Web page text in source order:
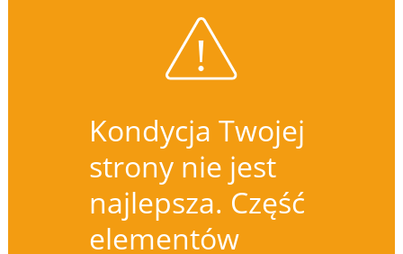
Kondycja Twojej
strony nie jest
najlepsza. Część
elementów